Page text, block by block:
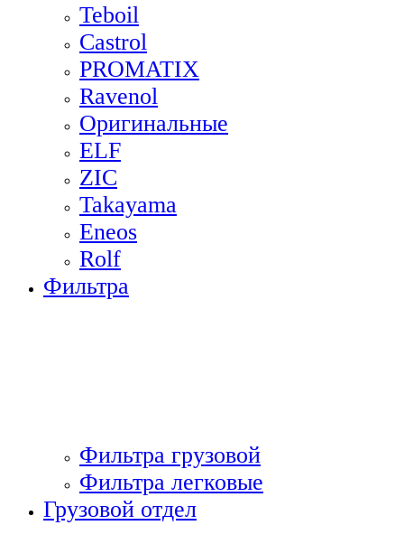
Teboil
Castrol
PROMATIX
Ravenol
Оригинальные
ELF
ZIC
Takayama
Eneos
Rolf
Фильтра
Фильтра грузовой
Фильтра легковые
Грузовой отдел